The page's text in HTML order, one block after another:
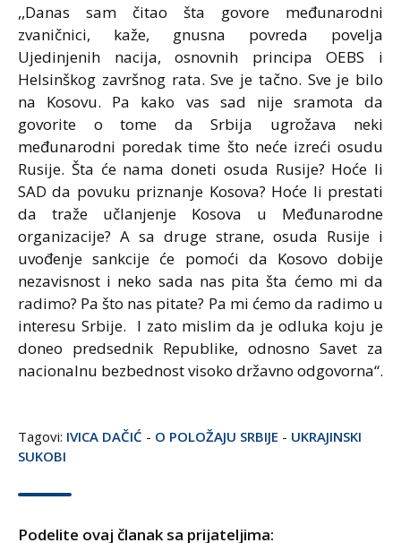
,,Danas sam čitao šta govore međunarodni
zvaničnici, kaže, gnusna povreda povelja
Ujedinjenih nacija, osnovnih principa OEBS i
Helsinškog završnog rata. Sve je tačno. Sve je bilo
na Kosovu. Pa kako vas sad nije sramota da
govorite o tome da Srbija ugrožava neki
međunarodni poredak time što neće izreći osudu
Rusije. Šta će nama doneti osuda Rusije? Hoće li
SAD da povuku priznanje Kosova? Hoće li prestati
da traže učlanjenje Kosova u Međunarodne
organizacije? A sa druge strane, osuda Rusije i
uvođenje sankcije će pomoći da Kosovo dobije
nezavisnost i neko sada nas pita šta ćemo mi da
radimo? Pa što nas pitate? Pa mi ćemo da radimo u
interesu Srbije. I zato mislim da je odluka koju je
doneo predsednik Republike, odnosno Savet za
nacionalnu bezbednost visoko državno odgovorna“.
Tagovi: IVICA DAČIĆ - O POLOŽAJU SRBIJE - UKRAJINSKI
SUKOBI
Podelite ovaj članak sa prijateljima: